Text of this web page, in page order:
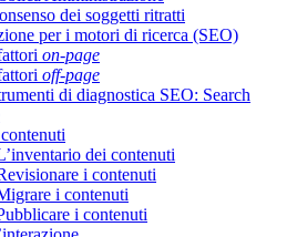
dei soggetti ritratti
per i motori di ricerca (SEO)
on-page
off-page
di diagnostica SEO: Search
dei contenuti
i contenuti
i contenuti
i contenuti